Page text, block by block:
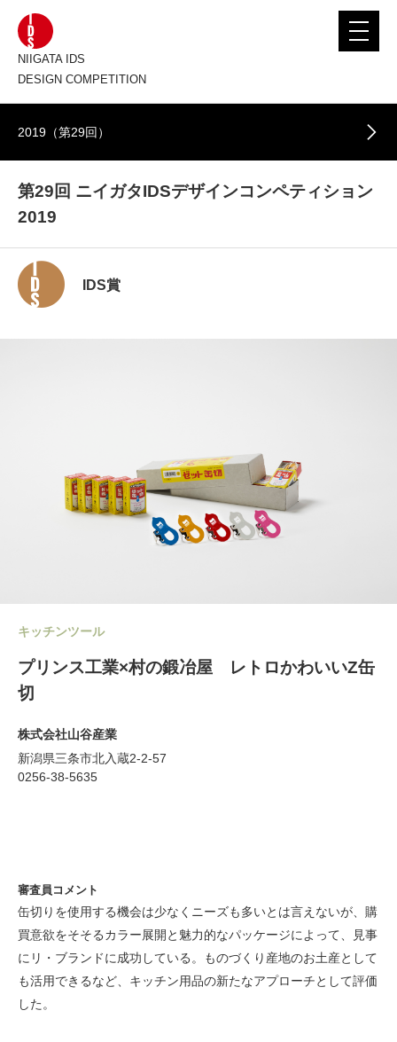
NIIGATA IDS
DESIGN COMPETITION
toggle
2019（第29回）
第29回 ニイガタIDSデザインコンペティション
2019
IDS賞
キッチンツール
プリンス工業×村の鍛冶屋 レトロかわいいZ缶
切
株式会社山谷産業
新潟県三条市北入蔵2-2-57
0256-38-5635
審査員コメント
缶切りを使用する機会は少なくニーズも多いとは言えないが、購
買意欲をそそるカラー展開と魅力的なパッケージによって、見事
にリ・ブランドに成功している。ものづくり産地のお土産として
も活用できるなど、キッチン用品の新たなアプローチとして評価
した。